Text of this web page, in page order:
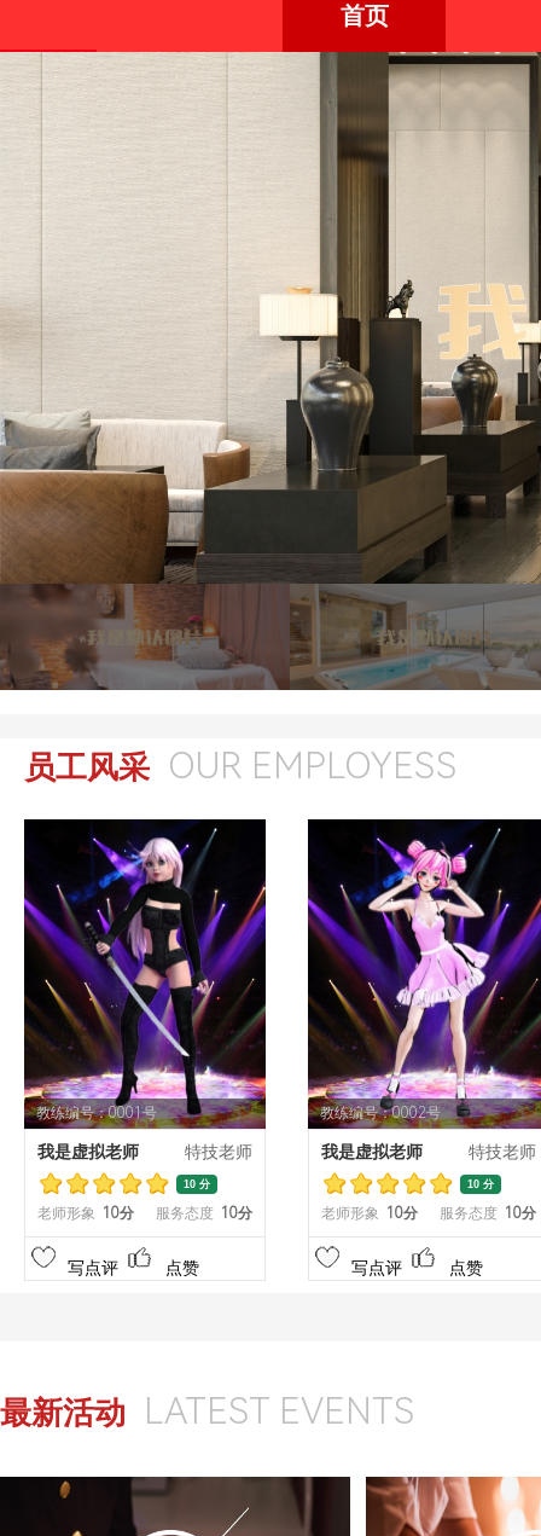
首页
员工风采 OUR EMPLOYESS
教练编号：0001号
我是虚拟老师 特技老师
10 分
老师形象 10分 服务态度 10分
写点评 点赞
教练编号：0002号
我是虚拟老师 特技老师
10 分
老师形象 10分 服务态度 10分
写点评 点赞
最新活动 LATEST EVENTS